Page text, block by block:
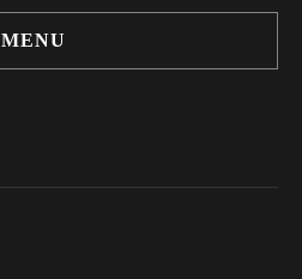
MENU